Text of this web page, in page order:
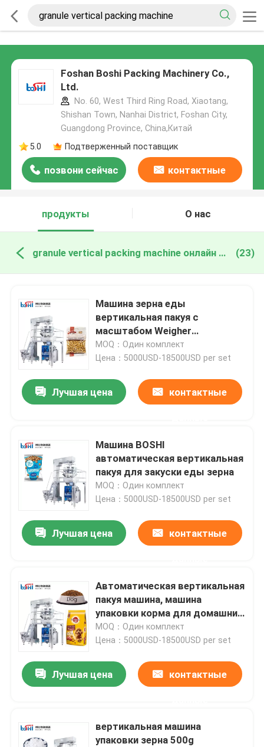
Foshan Boshi Packing Machinery Co.,
Ltd.
No. 60, West Third Ring Road, Xiaotang,
Shishan Town, Nanhai District, Foshan City,
Guangdong Province, China,Китай
5.0
Подтверженный поставщик
позвони сейчас контактные
продукты
О нас
granule vertical packing machine онлайн производство (23)
Машина зерна еды
вертикальная пакуя с
масштабом Weigher
комбинации Multihead
MOQ：Один комплект
Цена：5000USD-18500USD per set
Лучшая цена контактные
Машина BOSHI
автоматическая вертикальная
пакуя для закуски еды зерна
MOQ：Один комплект
Цена：5000USD-18500USD per set
Лучшая цена контактные
Автоматическая вертикальная
пакуя машина, машина
упаковки корма для домашних
животных для хлопьев зерен
MOQ：Один комплект
Цена：5000USD-18500USD per set
Лучшая цена контактные
вертикальная машина
упаковки зерна 500g